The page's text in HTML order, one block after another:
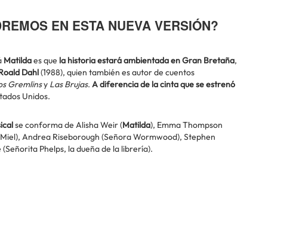
EN ESTA NUEVA VERSIÓN?
Matildaes que la historia estará ambientada en Gran Bretaña,
Dahl(1988), quien también es autor de cuentos
Gremlinsy Las Brujas. A diferencia de la cinta que se estrenó
Unidos.
se conforma de Alisha Weir (Matilda), Emma Thompson
Andrea Riseborough (Señora Wormwood), Stephen
Phelps, la dueña de la librería).